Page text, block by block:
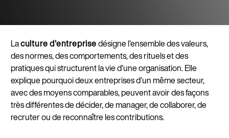
Laculture d'entreprisedésigne l’ensemble des valeurs,
des normes, des comportements, des rituels et des
pratiques qui structurent la vie d’une organisation. Elle
explique pourquoi deux entreprises d’un même secteur,
avec des moyens comparables, peuvent avoir des façons
très différentes de décider, de manager, de collaborer, de
recruter ou de reconnaître les contributions.